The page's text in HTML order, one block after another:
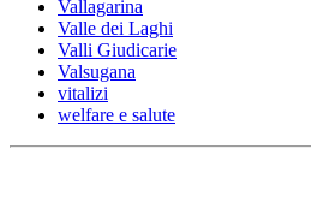
Vallagarina
Valle dei Laghi
Valli Giudicarie
Valsugana
vitalizi
welfare e salute